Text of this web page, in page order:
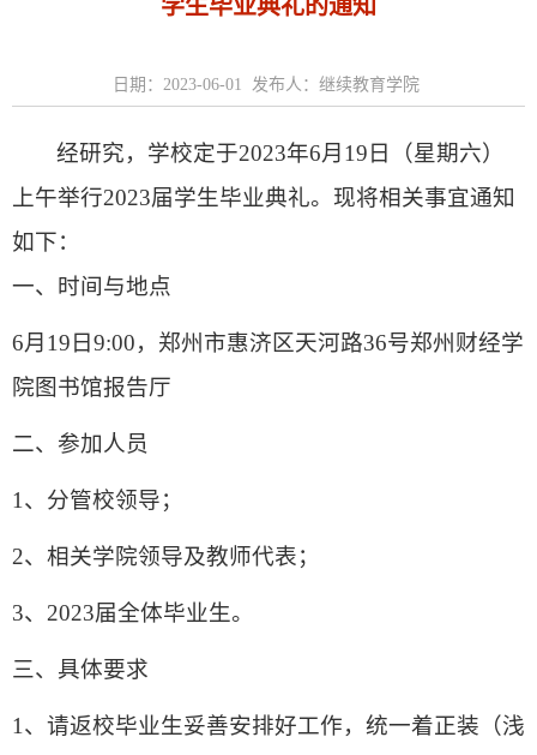
学生毕业典礼的通知
日期：2023-06-01 发布人：继续教育学院
经研究，学校定于2023年6月 19日（星期六）
上午举行2023届学生毕业典礼。现将相关事宜通知
如下：
一、时间与地点
6月 19日9:00，郑州市惠济区天河路36号郑州财经学
院图书馆报告厅
二、参加人员
1 、分管校领导；
2、相关学院领导及教师代表；
3、 2023届全体毕业生。
三、具体要求
1 、请返校毕业生妥善安排好工作，统一着正装（浅